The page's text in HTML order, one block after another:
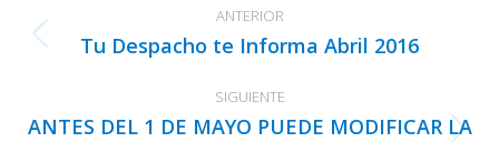
entre
publicaciones
ANTERIOR
Publicación
Tu Despacho te Informa Abril 2016
SIGUIENTE
ANTES DEL 1 DE MAYO PUEDE MODIFICAR LA